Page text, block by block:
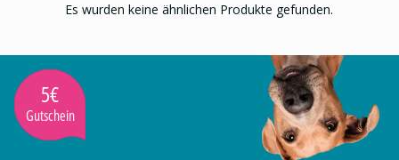
Es wurden keine ähnlichen Produkte gefunden.
5€
Gutschein